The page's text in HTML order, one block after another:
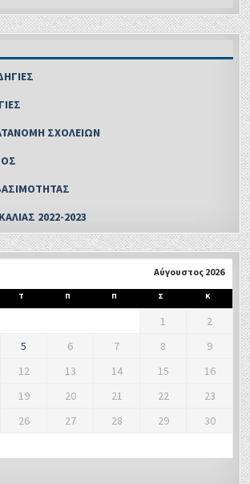
ΣΧΟΛΕΙΩΝ
2022-2023
Αύγουστος 2026
Τ Π Π Σ Κ
1
2
5 6 7 8
9
12 13 14 15
16
19 20 21 22
23
26 27 28 29
30